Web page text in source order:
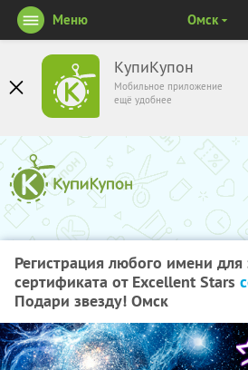
КупиКупон
Мобильное приложение
ещё удобнее
Меню Омск
Регистрация любого имени
сертификата от Excellent Stars
Подари звезду! Омск